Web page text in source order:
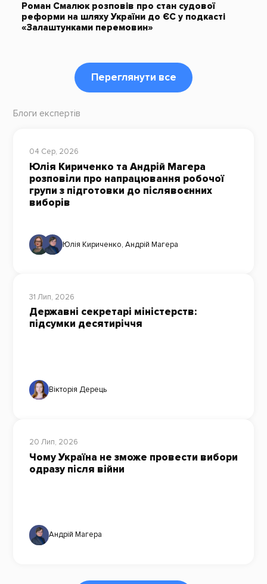
Роман Смалюк розповів про стан судової
реформи на шляху України до ЄС у подкасті
«Залаштунками перемовин»
Переглянути все
Блоги експертів
04 Сер, 2026
Юлія Кириченко та Андрій Магера
розповіли про напрацювання робочої
групи з підготовки до післявоєнних
виборів
Юлія Кириченко, Андрій Магера
31 Лип, 2026
Державні секретарі міністерств:
підсумки десятиріччя
Вікторія Дерець
20 Лип, 2026
Чому Україна не зможе провести вибори
одразу після війни
Андрій Магера